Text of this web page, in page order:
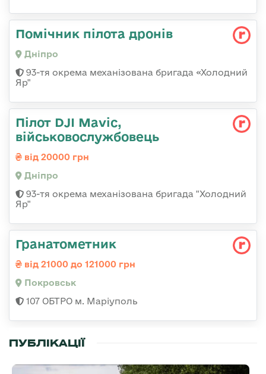
Помічник пілота дронів
Дніпро
93-тя окрема механізована бригада «Холодний
Яр"
Пілот DJI Mavic,
військовослужбовець
від 20000 грн
Дніпро
93-тя окрема механізована бригада "Холодний
Яр"
Гранатометник
від 21000 до 121000 грн
Покровськ
107 ОБТРО м. Маріуполь
ПУБЛІКАЦІЇ